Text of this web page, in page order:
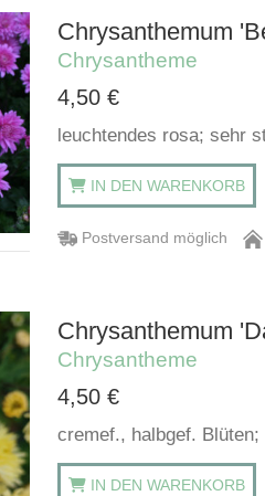
Chrysanthemum
Chrysantheme
4,50 €
leuchtendes rosa; sehr
IN DEN WARENKORB
Postversand möglich
Chrysanthemum
Chrysantheme
4,50 €
cremef., halbgef.
IN DEN WARENKORB